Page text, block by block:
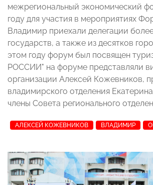
межрегиональный экономический
году для участия в мероприятиях
Владимир приехали делегации
государств, а также из десятков
этом году форум был посвящен
РОССИИ" на форуме представляли
организации Алексей Кожевников,
владимирского отделения
члены Совета регионального
АЛЕКСЕЙ КОЖЕВНИКОВ ВЛАДИМИР